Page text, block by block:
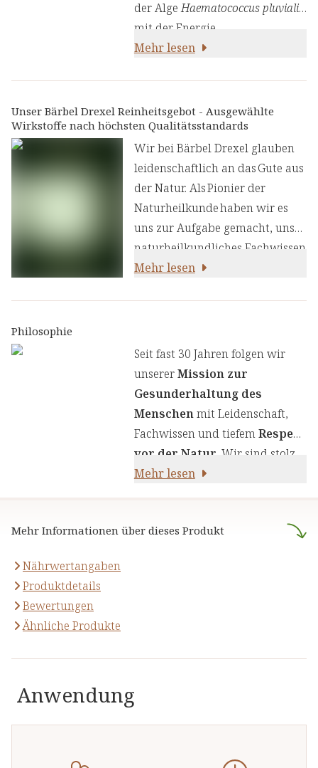
der AlgeHaematococcus pluvialis,
mit der Energie
des Guaranaextrakts und den
Algenpulver liefert
natürliches Astaxanthin sowie
essenzielle Nährstoffe, die den
Körper auf natürliche Weise
unterstützen.
Mehr lesen
Unser Bärbel Drexel Reinheitsgebot - Ausgewählte
Wirkstoffe nach höchsten Qualitätsstandards
Wir bei Bärbel Drexel glauben
leidenschaftlich an das Gute aus
der Natur. Als Pionier der
Naturheilkunde haben wir es
uns zur Aufgabe gemacht, unser
naturheilkundliches Fachwissen
und unsere Erfahrung mit den
Wir legen großen Wert auf
einen genauen Auswahlprozess
unserer Inhaltsstoffe, um Ihnen
sorgfältig zusammengestellte
Produkte zu liefern. Wir nutzen
die Kraft von Kräutern,
Pflanzenstoffen und anderen
Wohlbefinden.
Mehr lesen
Mehr Informationen über dieses Produkt
Nährwertangaben
Produktdetails
Bewertungen
Ähnliche Produkte
Anwendung
Philosophie
Seit fast 30 Jahren folgen wir
unsererMission zur
Gesunderhaltung des
Menschenmit Leidenschaft,
Fachwissen und tiefemRespekt
vor der Natur . Wir sind stolz
darauf,naturreine Produkte
stützen.
Mehr lesen